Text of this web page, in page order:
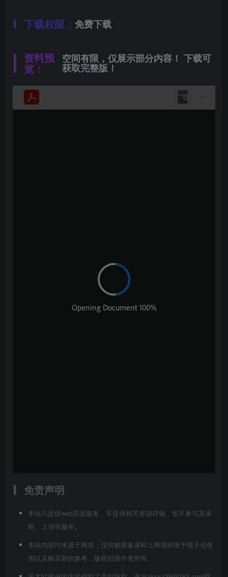
下载权限： 免费下载
资料预
览：
空间有限，仅展示部分内容！ 下载可
获取完整版！
免责声明
本站只提供web页面服务，不提供相关资源存储，也不参与其录
制、上传等服务。
本站内容均来源于网络，仅供教师备课和上网课时便于电子化使
用以及购买前的参考，版权归原作者所有。